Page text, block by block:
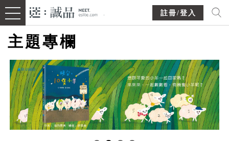
註冊/登入
主題專欄